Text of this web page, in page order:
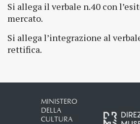
Si allega il verbale n.40 con
mercato.
Si allega l’integrazione al
rettifica.
MINISTERO
DELLA
CULTURA